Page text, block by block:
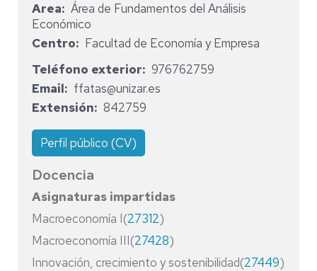
Area
Área de Fundamentos del Análisis
Económico
Centro
Facultad de Economía y Empresa
Teléfono exterior
976762759
Email
ffatas@unizar.es
Extensión
842759
Perfil público (CV)
Docencia
Asignaturas impartidas
Macroeconomía I(27312)
Macroeconomía III(27428)
Innovación, crecimiento y sostenibilidad(27449)